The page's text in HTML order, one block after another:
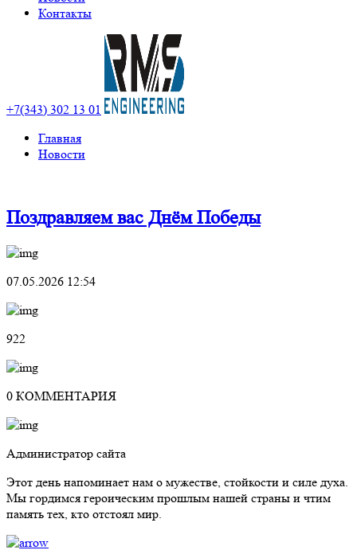
Контакты
+7(343) 302 13 01
Главная
Новости
Поздравляем вас Днём Победы
07.05.2026 12:54
922
0 КОММЕНТАРИЯ
Администратор сайта
Этот день напоминает нам о мужестве, стойкости и силе духа.
Мы гордимся героическим прошлым нашей страны и чтим
память тех, кто отстоял мир.